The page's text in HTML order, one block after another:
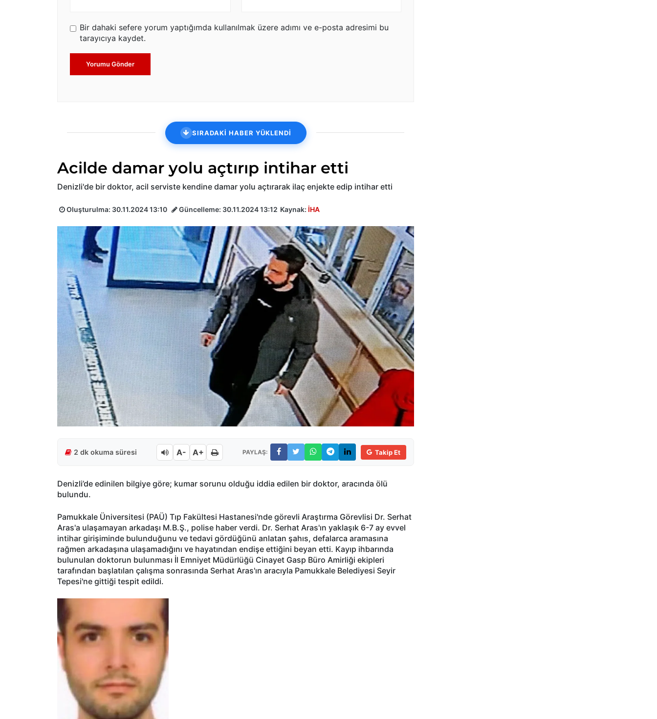
Bir dahaki sefere yorum yaptığımda kullanılmak üzere adımı ve e-posta adresimi bu
tarayıcıya kaydet.
Yorumu Gönder
SIRADAKİ HABER YÜKLENDİ
Acilde damar yolu açtırıp intihar etti
Denizli'de bir doktor, acil serviste kendine damar yolu açtırarak ilaç enjekte edip intihar etti
Oluşturulma: 30.11.2024 13:10 Güncelleme: 30.11.2024 13:12 Kaynak: İHA
2 dk okuma süresi A- A+ PAYLAŞ: Takip Et
Denizli’de edinilen bilgiye göre; kumar sorunu olduğu iddia edilen bir doktor, aracında ölü
bulundu.
Pamukkale Üniversitesi (PAÜ) Tıp Fakültesi Hastanesi'nde görevli Araştırma Görevlisi Dr. Serhat
Aras'a ulaşamayan arkadaşı M.B.Ş., polise haber verdi. Dr. Serhat Aras'ın yaklaşık 6-7 ay evvel
intihar girişiminde bulunduğunu ve tedavi gördüğünü anlatan şahıs, defalarca aramasına
rağmen arkadaşına ulaşamadığını ve hayatından endişe ettiğini beyan etti. Kayıp ihbarında
bulunulan doktorun bulunması İl Emniyet Müdürlüğü Cinayet Gasp Büro Amirliği ekipleri
tarafından başlatılan çalışma sonrasında Serhat Aras'ın aracıyla Pamukkale Belediyesi Seyir
Tepesi'ne gittiği tespit edildi.